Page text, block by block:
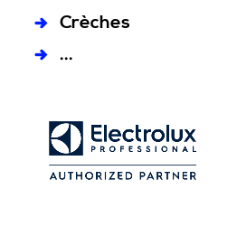
Crèches
...